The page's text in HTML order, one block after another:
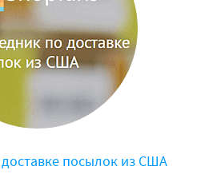
посылок из США